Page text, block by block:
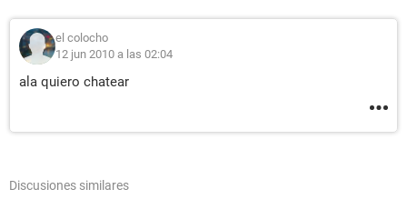
el colocho
12 jun 2010 a las 02:04
ala quiero chatear
Discusiones similares